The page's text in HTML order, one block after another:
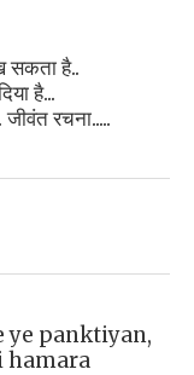
सकता है..
है...
जीवंत रचना.....
ye panktiyan,
hamara